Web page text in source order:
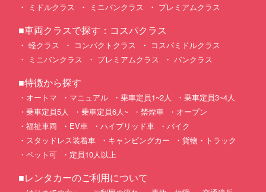
ミドルクラス
ミニバンクラス プレミアムクラス
■車両クラスで探す：コスパクラス
軽クラス コンパクトクラス
コスパミドルクラス
ミニバンクラス
プレミアムクラス バンクラス
■特徴から探す
オートマ マニュアル 乗車定員1~2人
乗車定員3~4人
乗車定員5人
乗車定員6人~ 禁煙車
オープン
福祉車両
EV車 ハイブリッド車
バイク
スタッドレス装着車
キャンピングカー
貨物・トラック
ペット可
定員10人以上
■レンタカーのご利用について